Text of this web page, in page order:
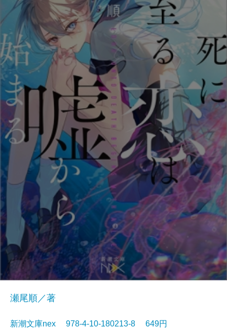
瀬尾順／著
新潮文庫nex 978-4-10-180213-8 649円